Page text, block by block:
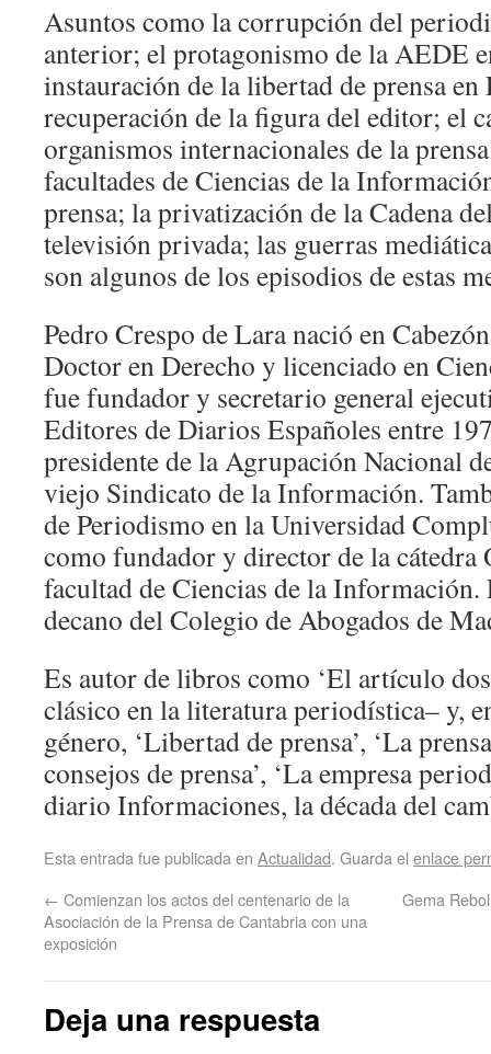
Asuntos como la corrupción del
anterior; el protagonismo de la AEDE
instauración de la libertad de prensa en
recuperación de la figura del editor; el
organismos internacionales de la
facultades de Ciencias de la
prensa; la privatización de la Cadena
televisión privada; las guerras
son algunos de los episodios de estas
Pedro Crespo de Lara nació en
Doctor en Derecho y licenciado en
fue fundador y secretario general
Editores de Diarios Españoles entre
presidente de la Agrupación Nacional
viejo Sindicato de la Información.
de Periodismo en la Universidad
como fundador y director de la cátedra
facultad de Ciencias de la Información.
decano del Colegio de Abogados de
Es autor de libros como ‘El artículo
clásico en la literatura periodística– y,
género, ‘Libertad de prensa’, ‘La
consejos de prensa’, ‘La empresa
diario Informaciones, la década del
Esta entrada fue publicada en Actualidad. Guarda el enlace
← Comienzan los actos del centenario de la
Asociación de la Prensa de Cantabria con una
exposición
Gema
Deja una respuesta